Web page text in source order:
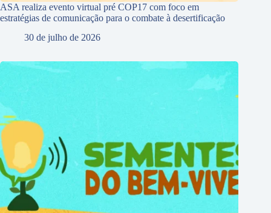
ASA realiza evento virtual pré COP17 com foco em
estratégias de comunicação para o combate à desertificação
30 de julho de 2026